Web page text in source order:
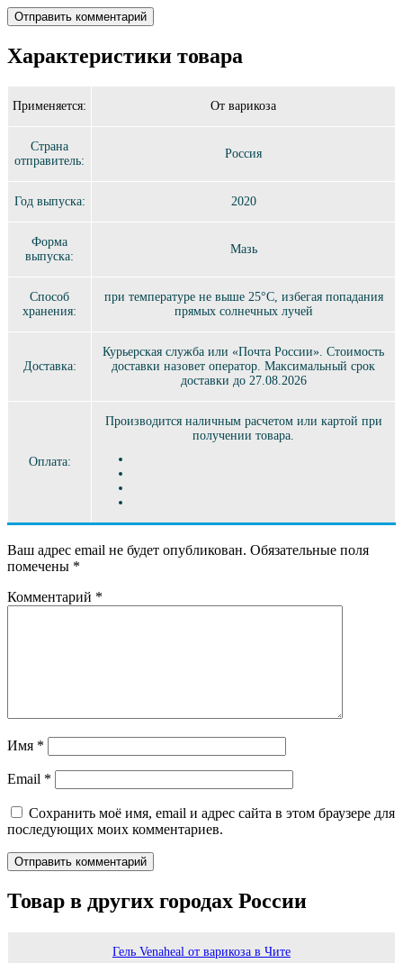
Характеристики товара
Применяется: От варикоза
Страна
отправитель:
Россия
Год выпуска: 2020
Форма
выпуска:
Мазь
Способ
хранения:
при температуре не выше 25°C, избегая попадания
прямых солнечных лучей
Доставка:
Курьерская служба или «Почта России». Стоимость
доставки назовет оператор. Максимальный срок
доставки до 27.08.2026
Оплата:
Производится наличным расчетом или картой при
получении товара.
Ваш адрес email не будет опубликован. Обязательные поля
помечены *
Комментарий *
Имя *
Email *
Сохранить моё имя, email и адрес сайта в этом браузере для
последующих моих комментариев.
Товар в других городах России
Гель Venaheal от варикоза в Чите